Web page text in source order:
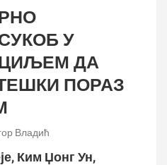
У
ЦИЉЕМ ДА
ПОРАЗ
Владић
Ким Џонг Ун,